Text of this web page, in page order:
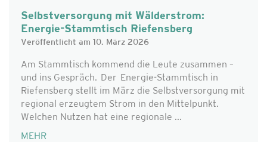
Selbstversorgung mit Wälderstrom:
Energie-Stammtisch Riefensberg
Veröffentlicht am 10. März 2026
Am Stammtisch kommend die Leute zusammen –
und ins Gespräch. Der Energie-Stammtisch in
Riefensberg stellt im März die Selbstversorgung mit
regional erzeugtem Strom in den Mittelpunkt.
Welchen Nutzen hat eine regionale ...
MEHR